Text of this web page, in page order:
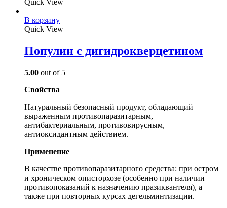
Quick View
В корзину
Quick View
Популин с дигидрокверцетином
5.00 out of 5
Свойства
Натуральный безопасный продукт, обладающий
выраженным противопаразитарным,
антибактериальным, противовирусным,
антиоксидантным действием.
Применение
В качестве противопаразитарного средства: при остром
и хроническом описторхозе (особенно при наличии
противопоказаний к назначению празиквантеля), а
также при повторных курсах дегельминтизации.